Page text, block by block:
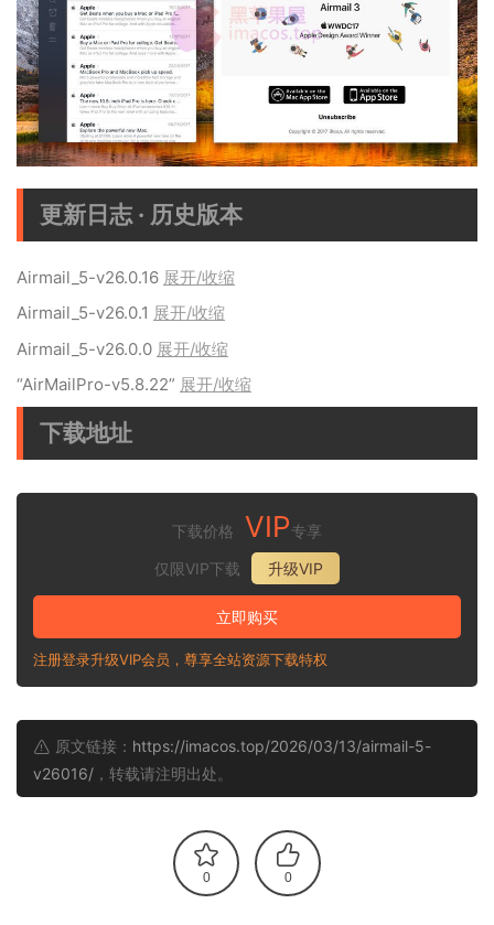
更新日志 · 历史版本
Airmail_5-v26.0.16 展开/收缩
Airmail_5-v26.0.1 展开/收缩
Airmail_5-v26.0.0 展开/收缩
“AirMailPro-v5.8.22” 展开/收缩
下载地址
下载价格 VIP专享
仅限VIP下载
升级VIP
立即购买
注册登录升级VIP会员，尊享全站资源下载特权
原文链接： https://imacos.top/2026/03/13/airmail-5-
v26016/ ，转载请注明出处。
0 0